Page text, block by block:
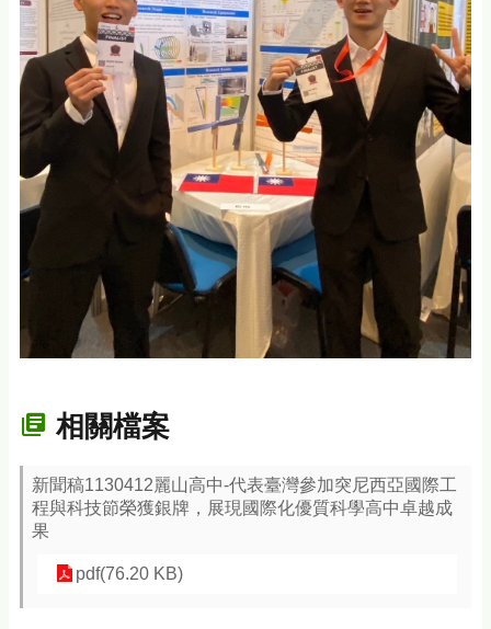
相關檔案
新聞稿1130412麗山高中-代表臺灣參加突尼西亞國際工
程與科技節榮獲銀牌，展現國際化優質科學高中卓越成
果
pdf(76.20 KB)